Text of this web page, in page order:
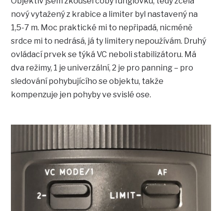
nový vytažený z krabice a limiter byl nastavený na
1,5-7 m. Moc praktické mi to nepřipadá, nicméně
srdce mi to nedrásá, já ty limitery nepoužívám. Druhý
ovládací prvek se týká VC neboli stabilizátoru. Má
dva režimy, 1 je univerzální, 2 je pro panning – pro
sledování pohybujícího se objektu, takže
kompenzuje jen pohyby ve svislé ose.